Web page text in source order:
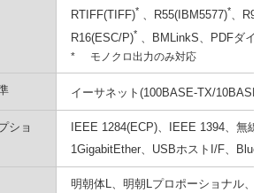
RTIFF(TIFF)* 、R55(IBM5577)*、
R16(ESC/P)* 、BMLinkS、PDFダイ
* モノクロ出力のみ対応
イーサネット(100BASE-TX/10BASE-
ショ
IEEE 1284(ECP)、IEEE 1394、無線
1GigabitEther、USBホストI/F、
明朝体L、明朝Lプロポーショナル、